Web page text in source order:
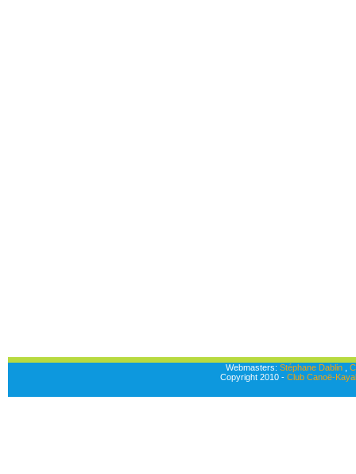
Webmasters: Stéphane Dablin,
Copyright 2010 - Club Canoë-